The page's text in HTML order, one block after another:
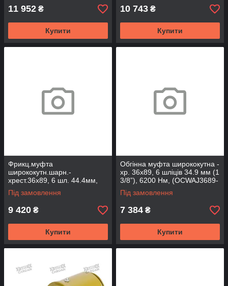
11 952 ₴
Купити
10 743 ₴
Купити
Фрикц.муфта
ширококутн.шарн.-
хрест.36х89, 6 шл. 44.4мм,
2400Нм під WAJCY3236
(FCWAJ3689-6A-2400)
Під замовлення
9 420 ₴
Купити
Обгінна муфта ширококутна -
хр. 36x89, 6 шліців 34.9 мм (1
3/8”), 6200 Нм, (OCWAJ3689-
6-6200L)
Під замовлення
7 384 ₴
Купити